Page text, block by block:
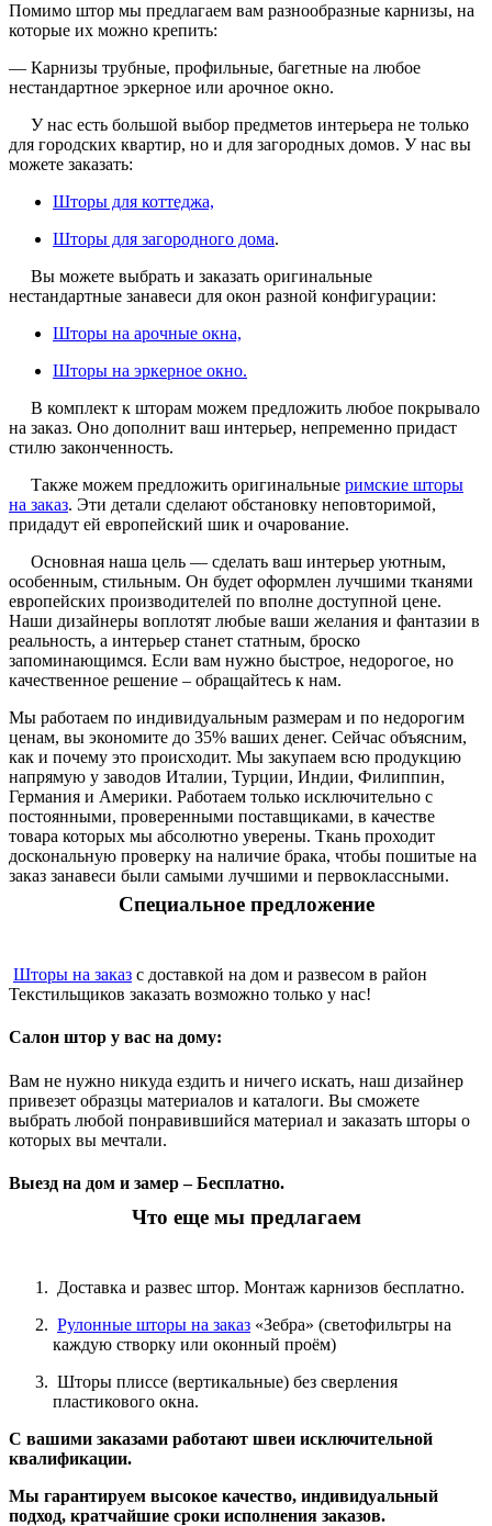
Помимо штор мы предлагаем вам разнообразные карнизы, на
которые их можно крепить:
— Карнизы трубные, профильные, багетные на любое
нестандартное эркерное или арочное окно.
У нас есть большой выбор предметов интерьера не только
для городских квартир, но и для загородных домов. У нас вы
можете заказать:
Шторы для коттеджа,
Шторы для загородного дома.
Вы можете выбрать и заказать оригинальные
нестандартные занавеси для окон разной конфигурации:
Шторы на арочные окна,
Шторы на эркерное окно.
В комплект к шторам можем предложить любое покрывало
на заказ. Оно дополнит ваш интерьер, непременно придаст
стилю законченность.
Также можем предложить оригинальные римские шторы
на заказ. Эти детали сделают обстановку неповторимой,
придадут ей европейский шик и очарование.
Основная наша цель — сделать ваш интерьер уютным,
особенным, стильным. Он будет оформлен лучшими тканями
европейских производителей по вполне доступной цене.
Наши дизайнеры воплотят любые ваши желания и фантазии в
реальность, а интерьер станет статным, броско
запоминающимся. Если вам нужно быстрое, недорогое, но
качественное решение – обращайтесь к нам.
Мы работаем по индивидуальным размерам и по недорогим
ценам, вы экономите до 35% ваших денег. Сейчас объясним,
как и почему это происходит. Мы закупаем всю продукцию
напрямую у заводов Италии, Турции, Индии, Филиппин,
Германия и Америки. Работаем только исключительно с
постоянными, проверенными поставщиками, в качестве
товара которых мы абсолютно уверены. Ткань проходит
доскональную проверку на наличие брака, чтобы пошитые на
заказ занавеси были самыми лучшими и первоклассными.
Специальное предложение
Шторы на заказ с доставкой на дом и развесом в район
Текстильщиков заказать возможно только у нас!
Салон штор у вас на дому:
Вам не нужно никуда ездить и ничего искать, наш дизайнер
привезет образцы материалов и каталоги. Вы сможете
выбрать любой понравившийся материал и заказать шторы о
которых вы мечтали.
Выезд на дом и замер – Бесплатно.
Что еще мы предлагаем
Доставка и развес штор. Монтаж карнизов бесплатно.
Рулонные шторы на заказ «Зебра» (светофильтры на
каждую створку или оконный проём)
Шторы плиссе (вертикальные) без сверления
пластикового окна.
С вашими заказами работают швеи исключительной
квалификации.
Мы гарантируем высокое качество, индивидуальный
подход, кратчайшие сроки исполнения заказов.